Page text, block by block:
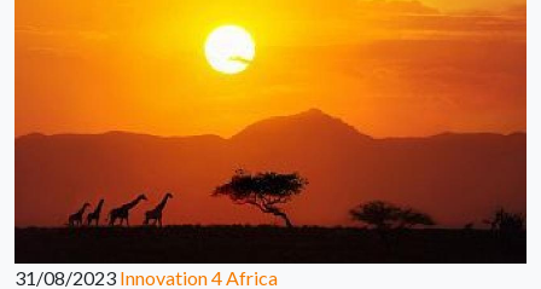
31/08/2023 Innovation 4 Africa